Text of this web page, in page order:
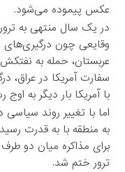
عکس پیموده می‌شود.
در یک سال منتهی به
وقایعی چون درگیری‌های
عربستان، حمله به
سفارت آمریکا در
با آمریکا بار دیگر به اوج
اما با تغییر روند سیاسی
به منطقه با به قدرت
برای مذاکره میان دو طرف
ترور ختم شد.